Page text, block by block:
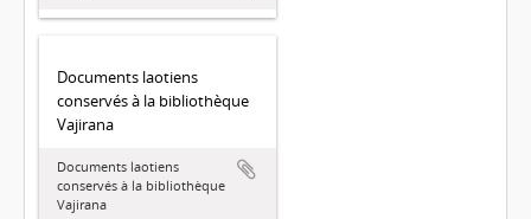
Documents laotiens
conservés à la bibliothèque
Vajirana
Documents laotiens
conservés à la bibliothèque
Vajirana